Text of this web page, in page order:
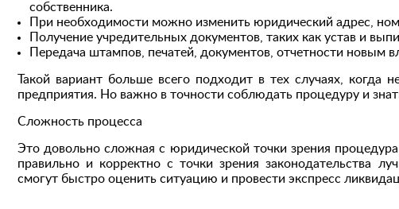
собственника.
При необходимости можно изменить юридический адрес,
Получение учредительных документов, таких как устав и
Передача штампов, печатей, документов, отчетности новым
Такой вариант больше всего подходит в тех случаях, когда
предприятия. Но важно в точности соблюдать процедуру и
Сложность процесса
Это довольно сложная с юридической точки зрения
правильно и корректно с точки зрения законодательства
смогут быстро оценить ситуацию и провести экспресс